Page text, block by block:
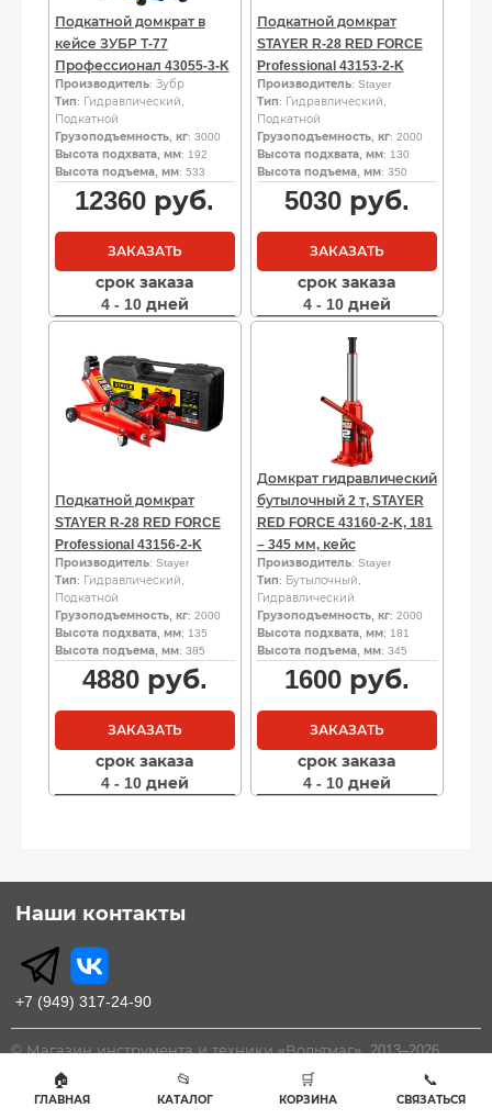
Подкатной домкрат в
кейсе ЗУБР Т-77
Профессионал 43055-3-K
Производитель: Зубр
Тип: Гидравлический,
Подкатной
Грузоподъемность, кг: 3000
Высота подхвата, мм: 192
Высота подъема, мм: 533
12360 руб.
ЗАКАЗАТЬ
срок заказа
4 - 10 дней
Подкатной домкрат
STAYER R-28 RED FORCE
Professional 43153-2-K
Производитель: Stayer
Тип: Гидравлический,
Подкатной
Грузоподъемность, кг: 2000
Высота подхвата, мм: 130
Высота подъема, мм: 350
5030руб.
ЗАКАЗАТЬ
срок заказа
4 - 10 дней
Подкатной домкрат
STAYER R-28 RED FORCE
Professional 43156-2-K
Производитель: Stayer
Тип: Гидравлический,
Подкатной
Грузоподъемность, кг: 2000
Высота подхвата, мм: 135
Высота подъема, мм: 385
4880руб.
ЗАКАЗАТЬ
срок заказа
4 - 10 дней
Домкрат гидравлический
бутылочный 2 т, STAYER
RED FORCE 43160-2-K, 181
– 345 мм, кейс
Производитель: Stayer
Тип: Бутылочный,
Гидравлический
Грузоподъемность, кг: 2000
Высота подхвата, мм: 181
Высота подъема, мм: 345
1600руб.
ЗАКАЗАТЬ
срок заказа
4 - 10 дней
Наши контакты
+7 (949) 317-24-90
© Магазин инструмента и техники «Вольтмаг», 2013–2026.
Донецк, Ленинский проспект, 70
🏠
ГЛАВНАЯ
📂
КАТАЛОГ
🛒
КОРЗИНА
📞
СВЯЗАТЬСЯ